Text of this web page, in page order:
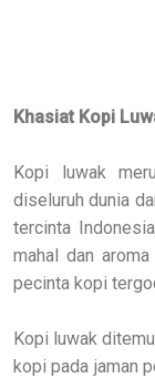
Khasiat Kopi
Kopi luwak
diseluruh dunia
tercinta
mahal dan
pecinta kopi
Kopi luwak
kopi pada jaman